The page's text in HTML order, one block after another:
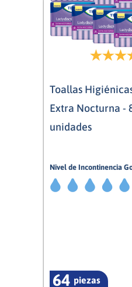
Toallas
Extra Nocturna -
unidades
Nivel de Incontinencia
5/5
piezas
64